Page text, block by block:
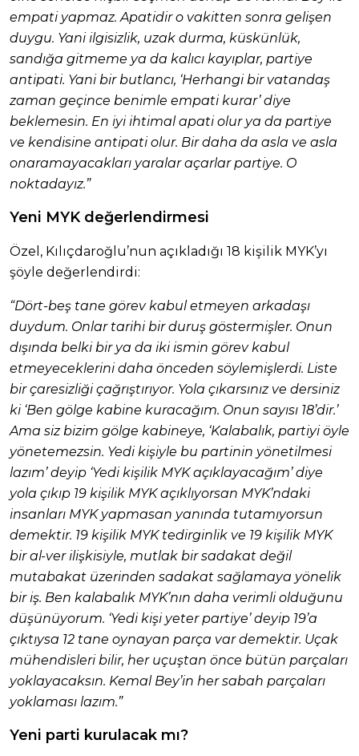
empati yapmaz. Apatidir o vakitten sonra gelişen
duygu. Yani ilgisizlik, uzak durma, küskünlük,
sandığa gitmeme ya da kalıcı kayıplar, partiye
antipati. Yani bir butlancı, ‘Herhangi bir vatandaş
zaman geçince benimle empati kurar’ diye
beklemesin. En iyi ihtimal apati olur ya da partiye
ve kendisine antipati olur. Bir daha da asla ve asla
onaramayacakları yaralar açarlar partiye. O
noktadayız.”
Yeni MYK değerlendirmesi
Özel, Kılıçdaroğlu’nun açıkladığı 18 kişilik MYK’yı
şöyle değerlendirdi:
“Dört-beş tane görev kabul etmeyen arkadaşı
duydum. Onlar tarihi bir duruş göstermişler. Onun
dışında belki bir ya da iki ismin görev kabul
etmeyeceklerini daha önceden söylemişlerdi. Liste
bir çaresizliği çağrıştırıyor. Yola çıkarsınız ve dersiniz
ki ‘Ben gölge kabine kuracağım. Onun sayısı 18’dir.’
Ama siz bizim gölge kabineye, ‘Kalabalık, partiyi öyle
yönetemezsin. Yedi kişiyle bu partinin yönetilmesi
lazım’ deyip ‘Yedi kişilik MYK açıklayacağım’ diye
yola çıkıp 19 kişilik MYK açıklıyorsan MYK’ndaki
insanları MYK yapmasan yanında tutamıyorsun
demektir. 19 kişilik MYK tedirginlik ve 19 kişilik MYK
bir al-ver ilişkisiyle, mutlak bir sadakat değil
mutabakat üzerinden sadakat sağlamaya yönelik
bir iş. Ben kalabalık MYK’nın daha verimli olduğunu
düşünüyorum. ‘Yedi kişi yeter partiye’ deyip 19’a
çıktıysa 12 tane oynayan parça var demektir. Uçak
mühendisleri bilir, her uçuştan önce bütün parçaları
yoklayacaksın. Kemal Bey’in her sabah parçaları
yoklaması lazım.”
Yeni parti kurulacak mı?